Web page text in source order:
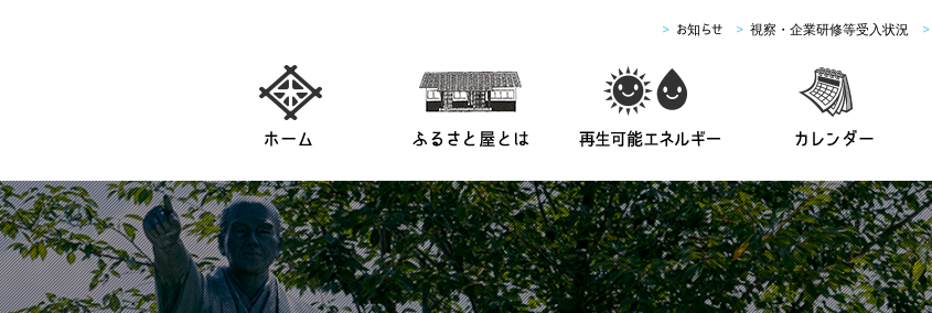
> お知らせ > 視察・企業研修等受入状況 >